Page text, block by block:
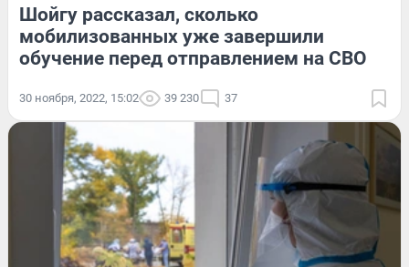
Шойгу рассказал, сколько
мобилизованных уже завершили
обучение перед отправлением на СВО
30 ноября, 2022, 15:02 39 230 37